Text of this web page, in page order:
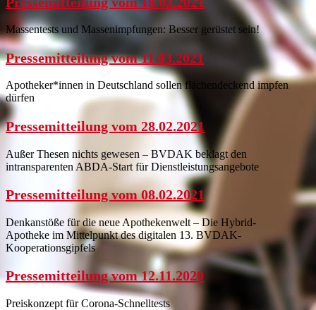
Massentests und Massenimpfungen: Besser gerüstet sein!
Pressemitteilung vom 11.03.2021
Apotheker*innen in Deutschland sollen flächendeckend impfen
dürfen
Pressemitteilung vom 28.02.2021
Außer Thesen nichts gewesen – BVDAK beklagt den
intransparenten ABDA-Start für Dienstleistungsangebote
Pressemitteilung vom 08.02.2021
Denkanstöße für die neue Apothekenwelt – Die Hybrid-
Apotheke im Mittelpunkt des digitalen 13. BVDAK-
Kooperationsgipfels
Pressemitteilung vom 12.11.2020
Preiskonzept für Corona-Schnelltests